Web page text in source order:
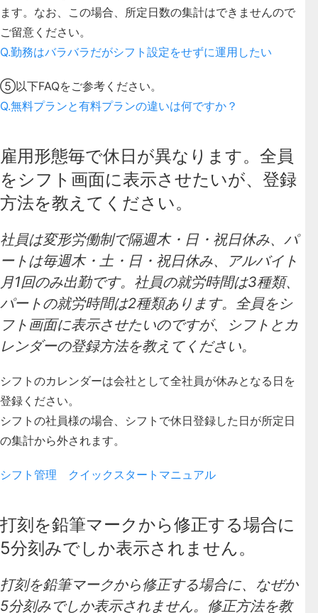
ます。なお、この場合、所定日数の集計はできませんので
ご留意ください。
Q.勤務はバラバラだがシフト設定をせずに運用したい
⑤以下FAQをご参考ください。
Q.無料プランと有料プランの違いは何ですか？
雇用形態毎で休日が異なります。全員
をシフト画面に表示させたいが、登録
方法を教えてください。
社員は変形労働制で隔週木・日・祝日休み、パ
ートは毎週木・土・日・祝日休み、アルバイト
月1回のみ出勤です。社員の就労時間は3種類、
パートの就労時間は2種類あります。全員をシ
フト画面に表示させたいのですが、シフトとカ
レンダーの登録方法を教えてください。
シフトのカレンダーは会社として全社員が休みとなる日を
登録ください。
シフトの社員様の場合、シフトで休日登録した日が所定日
の集計から外されます。
シフト管理 クイックスタートマニュアル
打刻を鉛筆マークから修正する場合に
5分刻みでしか表示されません。
打刻を鉛筆マークから修正する場合に、なぜか
5分刻みでしか表示されません。修正方法を教